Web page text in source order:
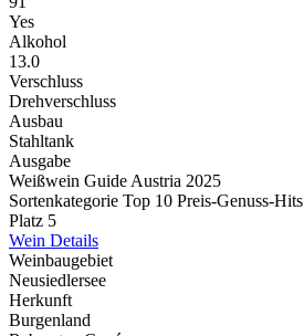
Yes
Alkohol
13.0
Verschluss
Drehverschluss
Ausbau
Stahltank
Ausgabe
Weißwein Guide Austria 2025
Sortenkategorie Top 10 Preis-Genuss-Hits
Platz 5
Wein Details
Weinbaugebiet
Neusiedlersee
Herkunft
Burgenland